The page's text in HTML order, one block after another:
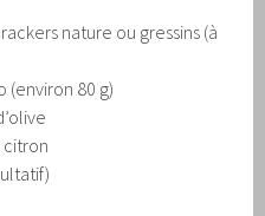
nature ou gressins (à
(environ 80 g)
citron